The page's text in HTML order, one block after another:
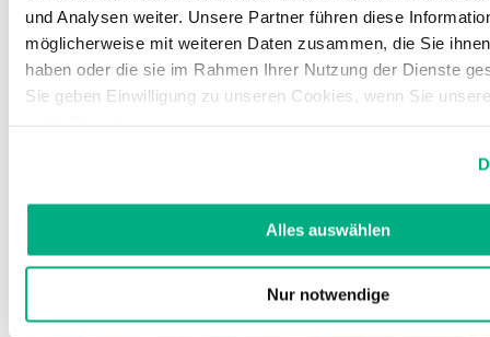
und Analysen weiter. Unsere Partner führen diese
möglicherweise mit weiteren Daten zusammen, die Sie
haben oder die sie im Rahmen Ihrer Nutzung der Dienste
Sie geben Einwilligung zu unseren Cookies, wenn Sie
Alles auswählen
Nur notwendige